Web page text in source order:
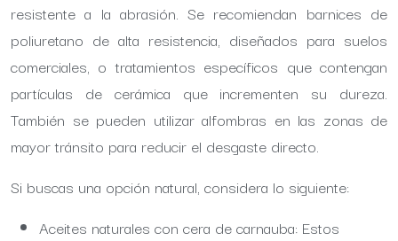
resistente a la abrasión. Se recomiendan barnices de
poliuretano de alta resistencia, diseñados para suelos
comerciales, o tratamientos específicos que contengan
partículas de cerámica que incrementen su dureza.
También se pueden utilizar alfombras en las zonas de
mayor tránsito para reducir el desgaste directo.
Si buscas una opción natural, considera lo siguiente:
Aceites naturales con cera de carnauba: Estos